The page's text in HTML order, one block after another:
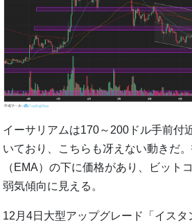
イーサリアムは170～200ドル手前付
いており、こちらも冴えない動きだ
（EMA）の下に価格があり、ビット
弱気傾向に見える。
12月4日大型アップグレード「イス